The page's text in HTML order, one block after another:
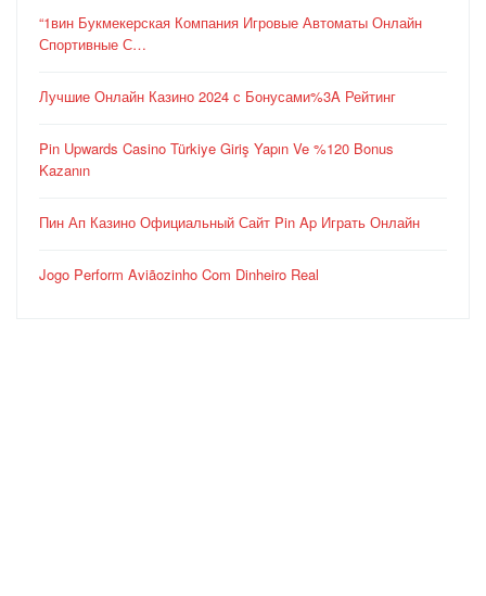
“1вин Букмекерская Компания Игровые Автоматы Онлайн
Спортивные С…
Лучшие Онлайн Казино 2024 с Бонусами%3A Рейтинг
Pin Upwards Casino Türkiye Giriş Yapın Ve %120 Bonus
Kazanın
Пин Ап Казино Официальный Сайт Pin Ap Играть Онлайн
Jogo Perform Aviãozinho Com Dinheiro Real